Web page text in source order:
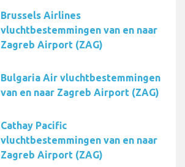
Brussels Airlines
vluchtbestemmingen van en naar
Zagreb Airport (ZAG)
Bulgaria Air vluchtbestemmingen
van en naar Zagreb Airport (ZAG)
Cathay Pacific
vluchtbestemmingen van en naar
Zagreb Airport (ZAG)